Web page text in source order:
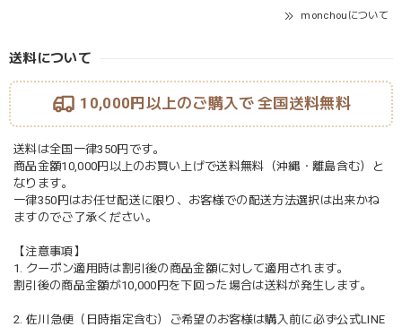
monchouについて
送料について
10,000円以上のご購入で 全国送料無料
送料は全国一律350円です。
商品金額10,000円以上のお買い上げで送料無料（沖縄・離島含む）と
なります。
一律350円はお任せ配送に限り、お客様での配送方法選択は出来かね
ますのでご了承ください。
【注意事項】
1. クーポン適用時は割引後の商品金額に対して適用されます。
割引後の商品金額が10,000円を下回った場合は送料が発生します。
2. 佐川急便（日時指定含む）ご希望のお客様は購入前に必ず公式LINE